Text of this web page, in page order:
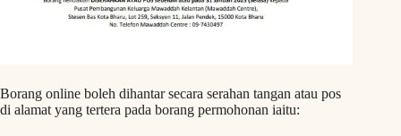
Borang online boleh dihantar secara serahan tangan atau pos
di alamat yang tertera pada borang permohonan iaitu: